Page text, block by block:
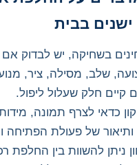
ישנים בבית
בשחיקה, יש לבדוק
שלב, מסילה, ציר,
קיים חלק שעלול ליפול.
כדאי לצרף תמונה,
של פעולת הפתיחה
ניתן להשוות בין החלפת